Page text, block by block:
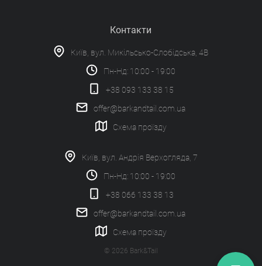
Контакти
Київ, вул. Микільсько-Слобідська, 4В
Пн-Нд: 10:00 - 19:00
+38 093 133 38 15
offer@barkandtail.com.ua
Схема проїзду
Київ, вул. Андрія Верхогляда, 7
Пн-Нд: 10:00 - 19:00
+38 066 133 38 13
offer@barkandtail.com.ua
Схема проїзду
© 2026 Bark&Tail